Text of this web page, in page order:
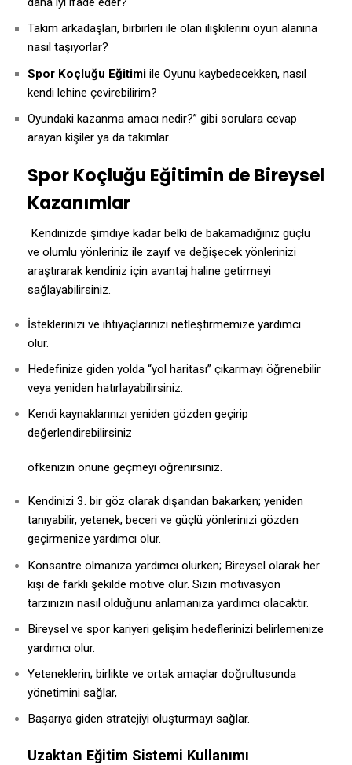
Takım arkadaşları, birbirleri ile olan ilişkilerini oyun alanına
nasıl taşıyorlar?
Spor Koçluğu Eğitimi ile Oyunu kaybedecekken, nasıl
kendi lehine çevirebilirim?
Oyundaki kazanma amacı nedir?” gibi sorulara cevap
arayan kişiler ya da takımlar.
Spor Koçluğu Eğitimin de Bireysel
Kazanımlar
Kendinizde şimdiye kadar belki de bakamadığınız güçlü
ve olumlu yönleriniz ile zayıf ve değişecek yönlerinizi
araştırarak kendiniz için avantaj haline getirmeyi
sağlayabilirsiniz.
İsteklerinizi ve ihtiyaçlarınızı netleştirmemize yardımcı
olur.
Hedefinize giden yolda “yol haritası” çıkarmayı öğrenebilir
veya yeniden hatırlayabilirsiniz.
Kendi kaynaklarınızı yeniden gözden geçirip
değerlendirebilirsiniz
öfkenizin önüne geçmeyi öğrenirsiniz.
Kendinizi 3. bir göz olarak dışarıdan bakarken; yeniden
tanıyabilir, yetenek, beceri ve güçlü yönlerinizi gözden
geçirmenize yardımcı olur.
Konsantre olmanıza yardımcı olurken; Bireysel olarak her
kişi de farklı şekilde motive olur. Sizin motivasyon
tarzınızın nasıl olduğunu anlamanıza yardımcı olacaktır.
Bireysel ve spor kariyeri gelişim hedeflerinizi belirlemenize
yardımcı olur.
Yeteneklerin; birlikte ve ortak amaçlar doğrultusunda
yönetimini sağlar,
Başarıya giden stratejiyi oluşturmayı sağlar.
Uzaktan Eğitim Sistemi Kullanımı